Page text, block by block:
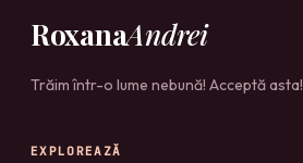
RoxanaAndrei
Trăim într-o lume nebună! Acceptă asta!
EXPLOREAZĂ